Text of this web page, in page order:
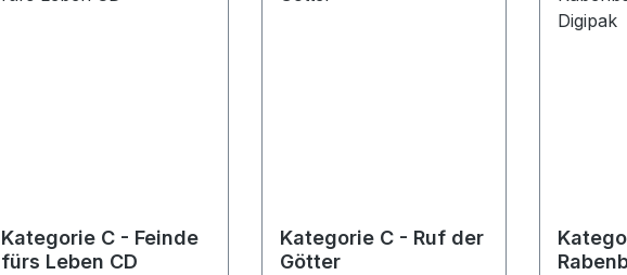
Kategorie C - Feinde
fürs Leben CD
Kategorie C - Ruf der
Götter